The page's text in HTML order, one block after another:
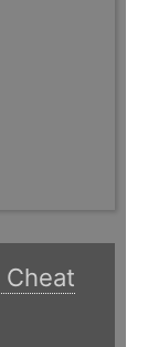
Cheat